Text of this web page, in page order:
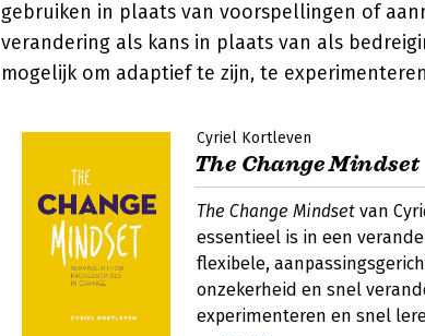
gebruiken in plaats van voorspellingen of
verandering als kans in plaats van als
mogelijk om adaptief te zijn, te
Cyriel Kortleven
The Change Mindset
The Change Mindset van
essentieel is in een
flexibele,
onzekerheid en snel
experimenteren en snel